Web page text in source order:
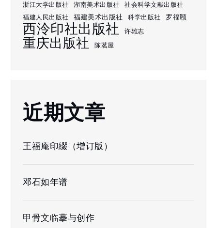
浙江大学出版社 湖南美术出版社
社会科学文献出版社
福建人民出版社
福建美术出版社 科学出版社 罗福颐
西泠印社出版社 许雄志
重庆出版社 陈茗屋
近期文章
王福庵印綴（增订版）
邓石如年谱
甲骨文临摹与创作